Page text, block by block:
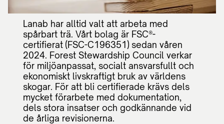
Lanab har alltid valt att arbeta med
spårbart trä. Vårt bolag är FSC®-
certifierat (FSC-C196351) sedan våren
2024. Forest Stewardship Council verkar
för miljöanpassat, socialt ansvarsfullt och
ekonomiskt livskraftigt bruk av världens
skogar. För att bli certifierade krävs dels
mycket förarbete med dokumentation,
dels stora insatser och godkännande vid
de årliga revisionerna.